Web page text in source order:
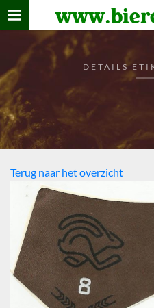
Home
verzamelen
De bierkaart
Bezoekers
DETAILS
Terug naar het overzicht